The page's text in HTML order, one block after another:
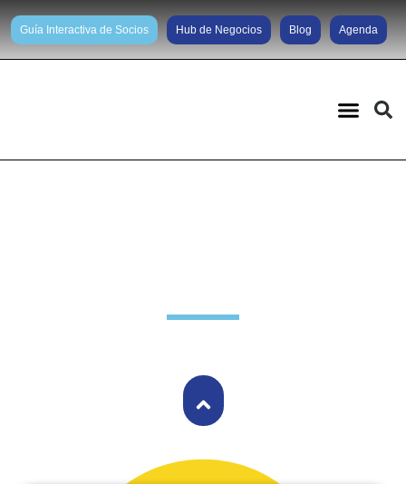
Guía Interactiva de Socios Hub de Negocios Blog Agenda